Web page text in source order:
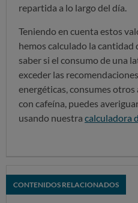
repartida a lo largo del día.
Teniendo en cuenta estos
hemos calculado la cantidad
saber si el consumo de una
exceder las
energéticas, consumes
con cafeína, puedes
usando nuestra calculadora
CONTENIDOS RELACIONADOS